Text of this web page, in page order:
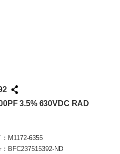
3.5% 630VDC RAD
M1172-6355
BFC237515392-ND